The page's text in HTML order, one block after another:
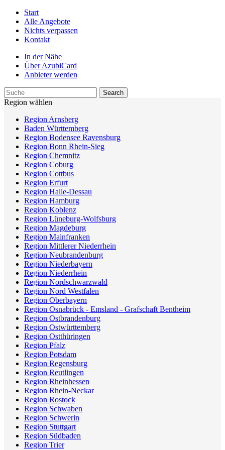
Start
Alle Angebote
Nichts verpassen
Kontakt
In der Nähe
Über AzubiCard
Anbieter werden
Region wählen
Region Arnsberg
Baden Württemberg
Region Bodensee Ravensburg
Region Bonn Rhein-Sieg
Region Chemnitz
Region Coburg
Region Cottbus
Region Erfurt
Region Halle-Dessau
Region Hamburg
Region Koblenz
Region Lüneburg-Wolfsburg
Region Magdeburg
Region Mainfranken
Region Mittlerer Niederrhein
Region Neubrandenburg
Region Niederbayern
Region Niederrhein
Region Nordschwarzwald
Region Nord Westfalen
Region Oberbayern
Region Osnabrück - Emsland - Grafschaft Bentheim
Region Ostbrandenburg
Region Ostwürttemberg
Region Ostthüringen
Region Pfalz
Region Potsdam
Region Regensburg
Region Reutlingen
Region Rheinhessen
Region Rhein-Neckar
Region Rostock
Region Schwaben
Region Schwerin
Region Stuttgart
Region Südbaden
Region Trier